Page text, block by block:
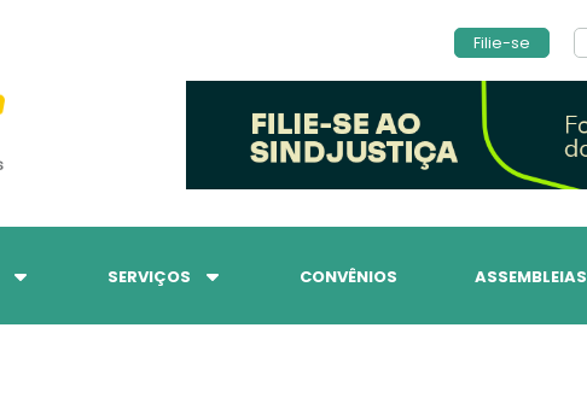
Filie-se
SERVIÇOS CONVÊNIOS ASSEMBLEIAS